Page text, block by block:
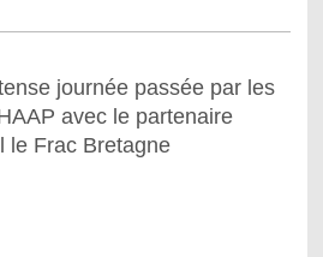
journée passée par les
avec le partenaire
le Frac Bretagne